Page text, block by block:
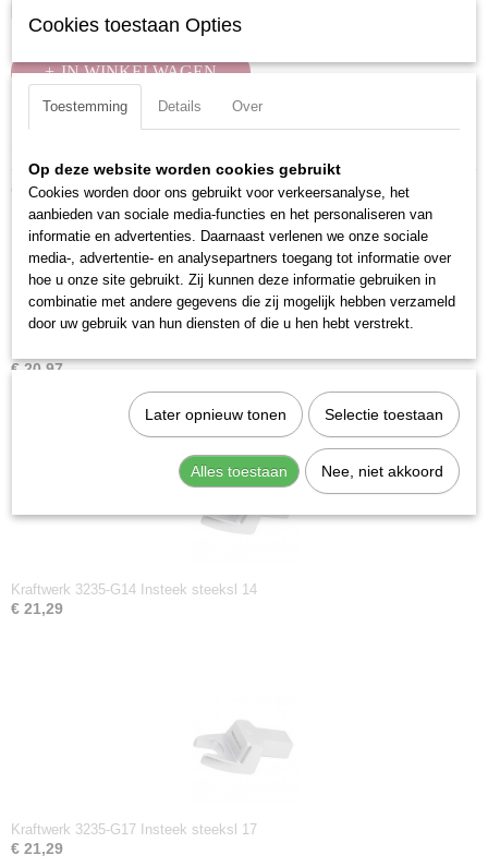
IN WINKELWAGEN
Productcode
EAN code
7612206100106
Productcode leverancier
3235-G15
Ook interessant
€ 20,97
Kraftwerk 3235-G14 Insteek steeksl 14
€ 21,29
Kraftwerk 3235-G17 Insteek steeksl 17
€ 21,29
Cookies toestaan Opties
Toestemming Details Over
Op deze website worden cookies gebruikt
Cookies worden door ons gebruikt voor verkeersanalyse, het
aanbieden van sociale media-functies en het personaliseren van
informatie en advertenties. Daarnaast verlenen we onze sociale
media-, advertentie- en analysepartners toegang tot informatie over
hoe u onze site gebruikt. Zij kunnen deze informatie gebruiken in
combinatie met andere gegevens die zij mogelijk hebben verzameld
door uw gebruik van hun diensten of die u hen hebt verstrekt.
Later opnieuw tonen Selectie toestaan
Alles toestaan Nee, niet akkoord